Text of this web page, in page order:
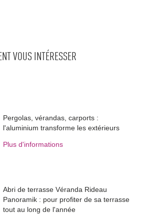
VOUS INTÉRESSER
Pergolas, vérandas, carports :
l'aluminium transforme les extérieurs
Plus d'informations
Abri de terrasse Véranda Rideau
Panoramik : pour profiter de sa terrasse
tout au long de l'année